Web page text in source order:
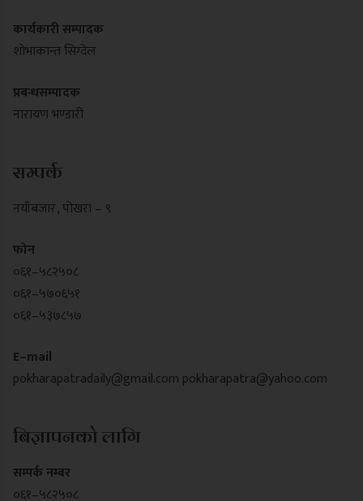
कार्यकारी सम्पादक
शोभाकान्त सिग्देल
प्रबन्धसम्पादक
नारायण भण्डारी
सम्पर्क
नयाँबजार , पोखरा – ९
फोन
०६१–५८२५०८
०६१–५७०६५१
०६१–५३७८५७
E–mail
pokharapatradaily@gmail.com pokharapatra@yahoo.com
बिज्ञापनको लागि
सम्पर्क नम्बर
०६१–५८२५०८